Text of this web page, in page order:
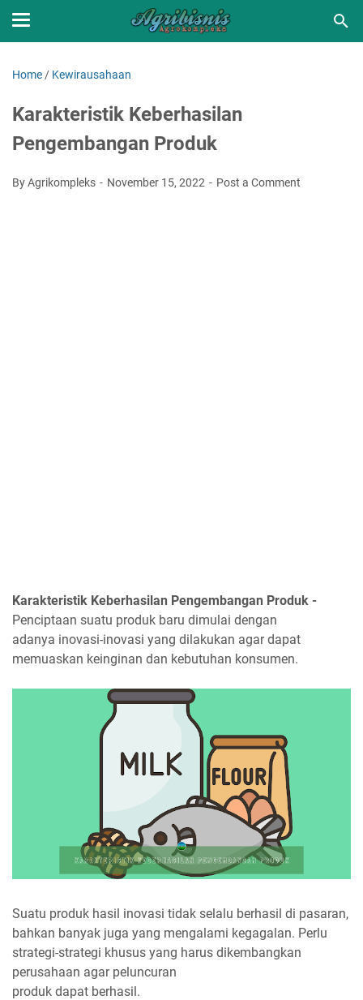
Home / Kewirausahaan
Karakteristik Keberhasilan
Pengembangan Produk
By Agrikompleks November 15, 2022 Post a Comment
Karakteristik Keberhasilan Pengembangan Produk -
Penciptaan suatu produk baru dimulai dengan
adanya inovasi-inovasi yang dilakukan agar dapat
memuaskan keinginan dan kebutuhan konsumen.
Suatu produk hasil inovasi tidak selalu berhasil di pasaran,
bahkan banyak juga yang mengalami kegagalan. Perlu
strategi-strategi khusus yang harus dikembangkan
perusahaan agar peluncuran
produk dapat berhasil.